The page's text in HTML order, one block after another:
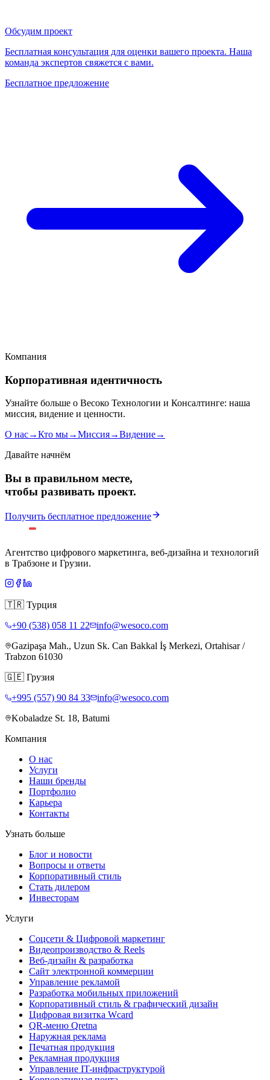
Обсудим проект
Бесплатная консультация для оценки вашего проекта. Наша
команда экспертов свяжется с вами.
Бесплатное предложение
Компания
Корпоративная идентичность
Узнайте больше о Весоко Технологии и Консалтинге: наша
миссия, видение и ценности.
О нас→Кто мы→Миссия→Видение→
Давайте начнём
Вы в правильном месте,
чтобы развивать проект.
Получить бесплатное предложение
Агентство цифрового маркетинга, веб-дизайна и технологий
в Трабзоне и Грузии.
🇹🇷 Турция
+90 (538) 058 11 22
info@wesoco.com
Gazipaşa Mah., Uzun Sk. Can Bakkal İş Merkezi, Ortahisar /
Trabzon 61030
🇬🇪 Грузия
+995 (557) 90 84 33
info@wesoco.com
Kobaladze St. 18, Batumi
Компания
О нас
Услуги
Наши бренды
Портфолио
Карьера
Контакты
Узнать больше
Блог и новости
Вопросы и ответы
Корпоративный стиль
Стать дилером
Инвесторам
Услуги
Соцсети & Цифровой маркетинг
Видеопроизводство & Reels
Веб-дизайн & разработка
Сайт электронной коммерции
Управление рекламой
Разработка мобильных приложений
Корпоративный стиль & графический дизайн
Цифровая визитка Wcard
QR-меню Qretna
Наружная реклама
Печатная продукция
Рекламная продукция
Управление IT-инфраструктурой